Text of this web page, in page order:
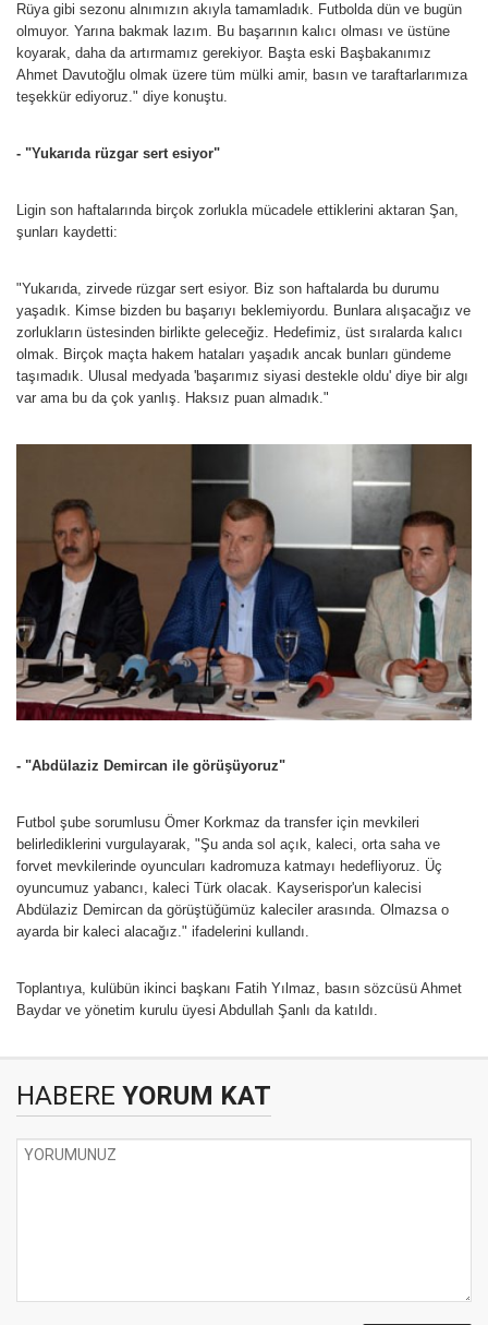
Rüya gibi sezonu alnımızın akıyla tamamladık. Futbolda dün ve bugün
olmuyor. Yarına bakmak lazım. Bu başarının kalıcı olması ve üstüne
koyarak, daha da artırmamız gerekiyor. Başta eski Başbakanımız
Ahmet Davutoğlu olmak üzere tüm mülki amir, basın ve taraftarlarımıza
teşekkür ediyoruz." diye konuştu.
- "Yukarıda rüzgar sert esiyor"
Ligin son haftalarında birçok zorlukla mücadele ettiklerini aktaran Şan,
şunları kaydetti:
"Yukarıda, zirvede rüzgar sert esiyor. Biz son haftalarda bu durumu
yaşadık. Kimse bizden bu başarıyı beklemiyordu. Bunlara alışacağız ve
zorlukların üstesinden birlikte geleceğiz. Hedefimiz, üst sıralarda kalıcı
olmak. Birçok maçta hakem hataları yaşadık ancak bunları gündeme
taşımadık. Ulusal medyada 'başarımız siyasi destekle oldu' diye bir algı
var ama bu da çok yanlış. Haksız puan almadık."
- "Abdülaziz Demircan ile görüşüyoruz"
Futbol şube sorumlusu Ömer Korkmaz da transfer için mevkileri
belirlediklerini vurgulayarak, "Şu anda sol açık, kaleci, orta saha ve
forvet mevkilerinde oyuncuları kadromuza katmayı hedefliyoruz. Üç
oyuncumuz yabancı, kaleci Türk olacak. Kayserispor'un kalecisi
Abdülaziz Demircan da görüştüğümüz kaleciler arasında. Olmazsa o
ayarda bir kaleci alacağız." ifadelerini kullandı.
Toplantıya, kulübün ikinci başkanı Fatih Yılmaz, basın sözcüsü Ahmet
Baydar ve yönetim kurulu üyesi Abdullah Şanlı da katıldı.
HABERE YORUM KAT